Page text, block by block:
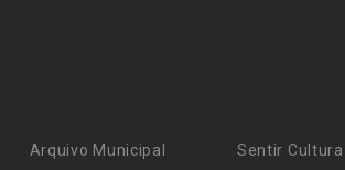
Arquivo Municipal
Sentir Cultura